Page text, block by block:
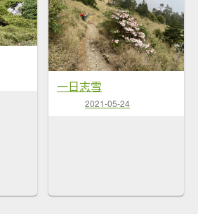
一日志雪
2021-05-24